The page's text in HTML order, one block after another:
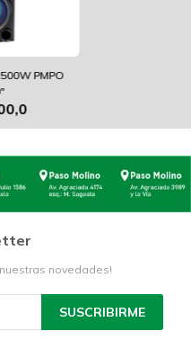
PMPO
novedades!
SUSCRIBIRME